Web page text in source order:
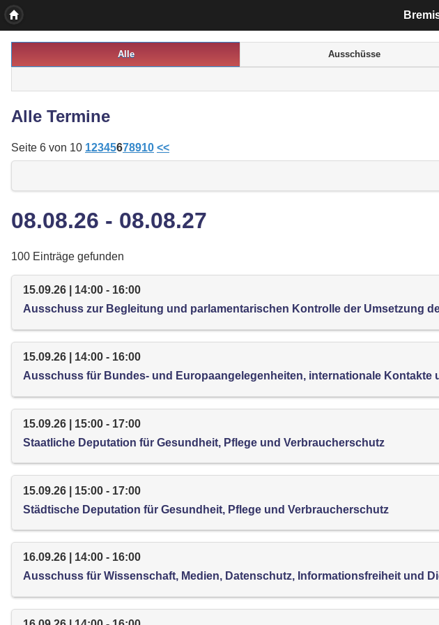
Alle Ausschüsse
Alle Termine
Seite 6 von 10 12345678910 <<
08.08.26 - 08.08.27
100 Einträge gefunden
15.09.26 | 14:00 - 16:00
Ausschuss zur Begleitung und parlamentarischen Kontrolle der Umsetzung
15.09.26 | 14:00 - 16:00
Ausschuss für Bundes- und Europaangelegenheiten, internationale Kontakte
15.09.26 | 15:00 - 17:00
Staatliche Deputation für Gesundheit, Pflege und Verbraucherschutz
15.09.26 | 15:00 - 17:00
Städtische Deputation für Gesundheit, Pflege und Verbraucherschutz
16.09.26 | 14:00 - 16:00
Ausschuss für Wissenschaft, Medien, Datenschutz, Informationsfreiheit und